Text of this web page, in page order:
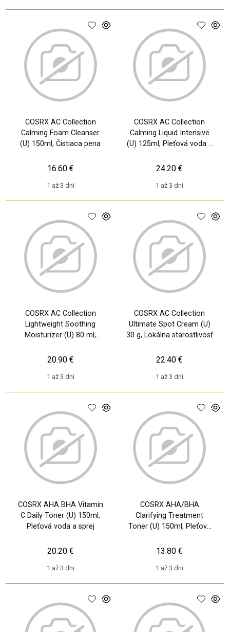
COSRX AC Collection
Calming Foam Cleanser
(U) 150ml, Čistiaca pena
1 až 3 dni
16.60 €
COSRX AC Collection
Calming Liquid Intensive
(U) 125ml, Pleťová voda a
1 až 3 dni
24.20 €
COSRX AC Collection
Lightweight Soothing
Moisturizer (U) 80 ml,
1 až 3 dni
20.90 €
COSRX AC Collection
Ultimate Spot Cream (U)
30 g, Lokálna starostlivosť
1 až 3 dni
22.40 €
COSRX AHA BHA Vitamin
C Daily Toner (U) 150ml,
Pleťová voda a sprej
1 až 3 dni
20.20 €
COSRX AHA/BHA
Clarifying Treatment
Toner (U) 150ml, Pleťová
1 až 3 dni
13.80 €